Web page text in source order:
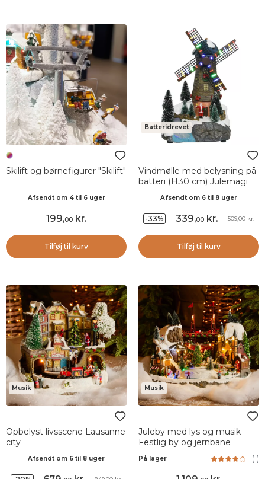
Skilift og børnefigurer "Skilift"
Afsendt om 4 til 6 uger
199,00 kr.
Tilføj til kurv
Batteridrevet
Vindmølle med belysning på
batteri (H30 cm) Julemagi
Afsendt om 6 til 8 uger
-33% 339,00kr. 509,00 kr.
Tilføj til kurv
Musik
Opbelyst livsscene Lausanne
city
Afsendt om 6 til 8 uger
Musik
Juleby med lys og musik -
Festlig by og jernbane
På lager (1)